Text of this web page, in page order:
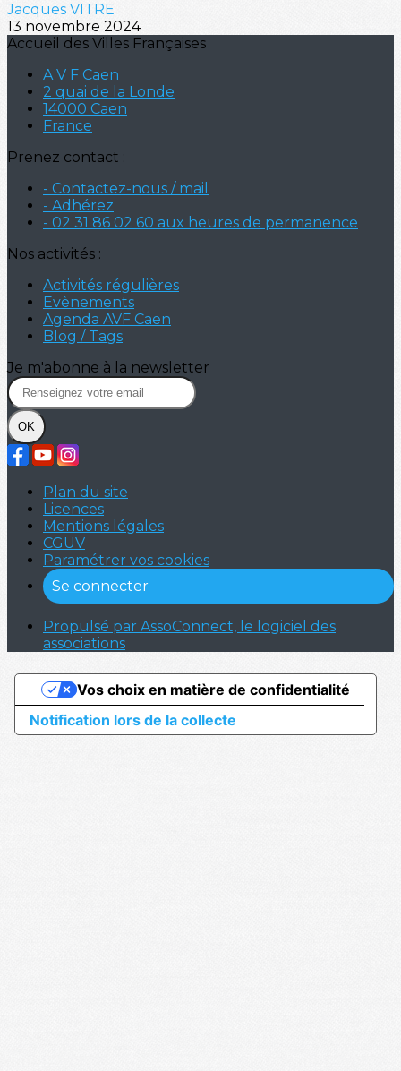
Jacques VITRE
13 novembre 2024
Accueil des Villes Françaises
A V F Caen
2 quai de la Londe
14000 Caen
France
Prenez contact :
- Contactez-nous / mail
- Adhérez
- 02 31 86 02 60 aux heures de permanence
Nos activités :
Activités régulières
Evènements
Agenda AVF Caen
Blog / Tags
Je m'abonne à la newsletter
OK
Plan du site
Licences
Mentions légales
CGUV
Paramétrer vos cookies
Se connecter
Propulsé par AssoConnect, le logiciel des
associations
Notification lors de la collecte
Vos choix en matière de confidentialité